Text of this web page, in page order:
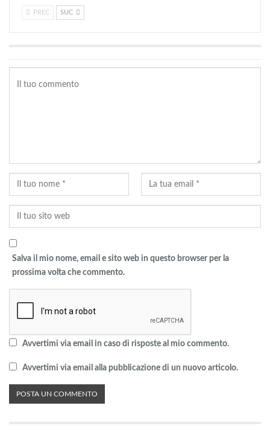
PREC SUC
Salva il mio nome, email e sito web in questo browser per la
prossima volta che commento.
Avvertimi via email in caso di risposte al mio commento.
Avvertimi via email alla pubblicazione di un nuovo articolo.